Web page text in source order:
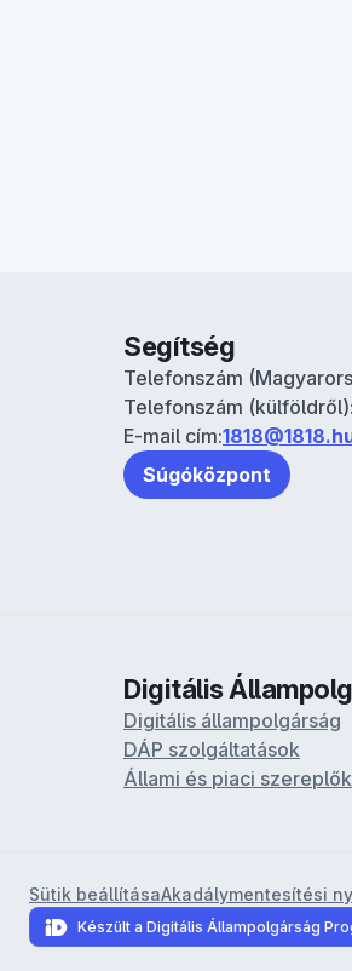
Segítség
Telefonszám
Telefonszám (külföldről):
E-mail cím:
Súgóközpont
Digitális
Digitális állampolgárság
DÁP szolgáltatások
Állami és piaci
Sütik beállításaAkadálymentesítési